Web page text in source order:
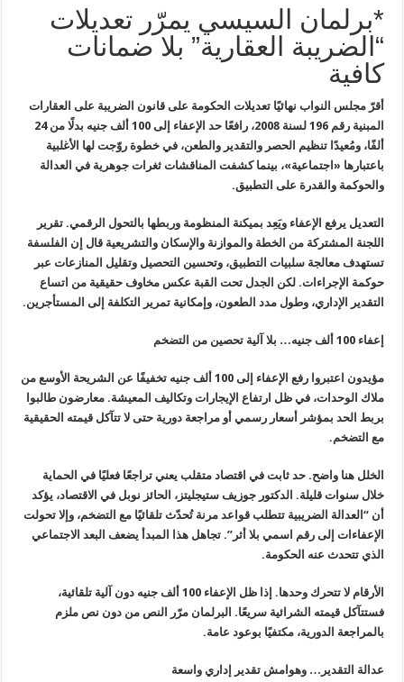
*برلمان السيسي يمرّر تعديلات
“الضريبة العقارية” بلا ضمانات
كافية
أقرّ مجلس النواب نهائيًا تعديلات الحكومة على قانون الضريبة على العقارات
المبنية رقم 196 لسنة 2008، رافعًا حد الإعفاء إلى 100 ألف جنيه بدلًا من 24
ألفًا، ومُعيدًا تنظيم الحصر والتقدير والطعن، في خطوة روّجت لها الأغلبية
باعتبارها «اجتماعية»، بينما كشفت المناقشات ثغرات جوهرية في العدالة
والحوكمة والقدرة على التطبيق.
التعديل يرفع الإعفاء ويَعِد بميكنة المنظومة وربطها بالتحول الرقمي. تقرير
اللجنة المشتركة من الخطة والموازنة والإسكان والتشريعية قال إن الفلسفة
تستهدف معالجة سلبيات التطبيق، وتحسين التحصيل وتقليل المنازعات عبر
حوكمة الإجراءات. لكن الجدل تحت القبة عكس مخاوف حقيقية من اتساع
التقدير الإداري، وطول مدد الطعون، وإمكانية تمرير التكلفة إلى المستأجرين.
إعفاء 100 ألف جنيه… بلا آلية تحصين من التضخم
مؤيدون اعتبروا رفع الإعفاء إلى 100 ألف جنيه تخفيفًا عن الشريحة الأوسع من
ملاك الوحدات، في ظل ارتفاع الإيجارات وتكاليف المعيشة. معارضون طالبوا
بربط الحد بمؤشر أسعار رسمي أو مراجعة دورية حتى لا تتآكل قيمته الحقيقية
مع التضخم.
الخلل هنا واضح. حد ثابت في اقتصاد متقلب يعني تراجعًا فعليًا في الحماية
خلال سنوات قليلة. الدكتور جوزيف ستيجليتز، الحائز نوبل في الاقتصاد، يؤكد
أن “العدالة الضريبية تتطلب قواعد مرنة تُحدّث تلقائيًا مع التضخم، وإلا تحولت
الإعفاءات إلى رقم اسمي بلا أثر”. تجاهل هذا المبدأ يضعف البعد الاجتماعي
الذي تتحدث عنه الحكومة.
الأرقام لا تتحرك وحدها. إذا ظل الإعفاء 100 ألف جنيه دون آلية تلقائية،
فستتآكل قيمته الشرائية سريعًا. البرلمان مرّر النص من دون نص ملزم
بالمراجعة الدورية، مكتفيًا بوعود عامة.
عدالة التقدير… وهوامش تقدير إداري واسعة